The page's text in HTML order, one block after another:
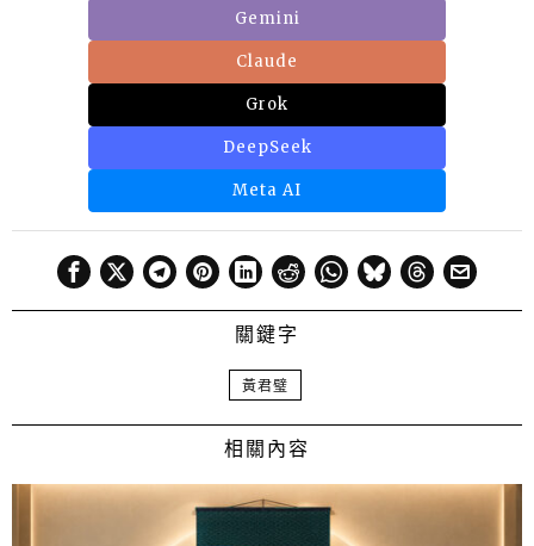
Gemini
Claude
Grok
DeepSeek
Meta AI
關鍵字
黃君璧
相關內容